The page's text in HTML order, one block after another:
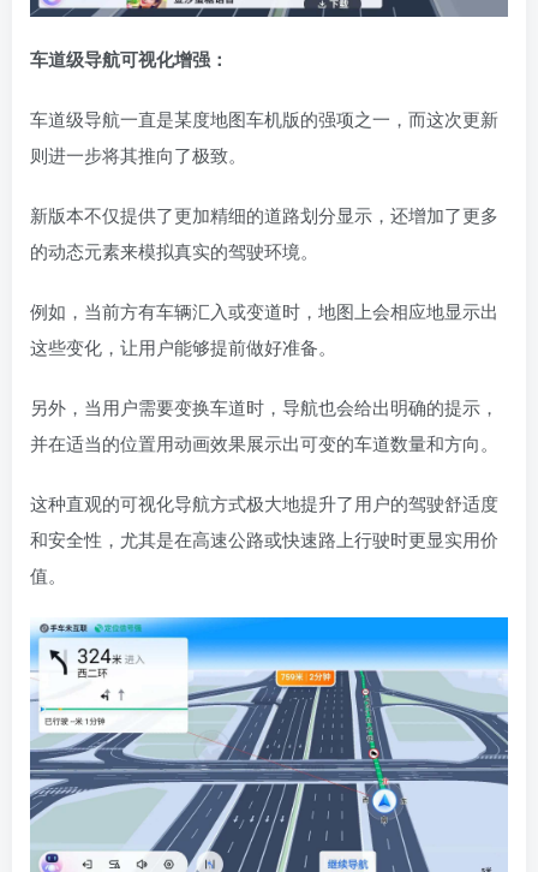
车道级导航可视化增强：
车道级导航一直是某度地图车机版的强项之一，而这次更新
则进一步将其推向了极致。
新版本不仅提供了更加精细的道路划分显示，还增加了更多
的动态元素来模拟真实的驾驶环境。
例如，当前方有车辆汇入或变道时，地图上会相应地显示出
这些变化，让用户能够提前做好准备。
另外，当用户需要变换车道时，导航也会给出明确的提示，
并在适当的位置用动画效果展示出可变的车道数量和方向。
这种直观的可视化导航方式极大地提升了用户的驾驶舒适度
和安全性，尤其是在高速公路或快速路上行驶时更显实用价
值。